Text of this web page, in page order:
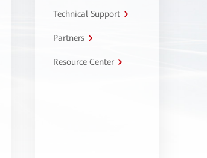
Technical Support
Partners
Resource Center